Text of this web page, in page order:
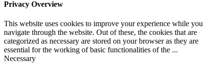
Privacy Overview
This website uses cookies to improve your experience while you
navigate through the website. Out of these, the cookies that are
categorized as necessary are stored on your browser as they are
essential for the working of basic functionalities of the ...
Necessary